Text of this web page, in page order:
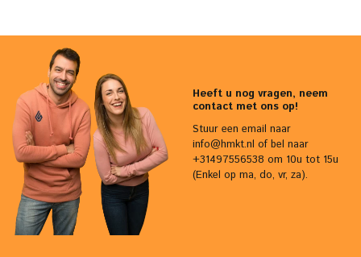
Heeft u nog vragen, neem
contact met ons op!
Stuur een email naar
info@hmkt.nl of bel naar
+31497556538 om 10u tot 15u
(Enkel op ma, do, vr, za).